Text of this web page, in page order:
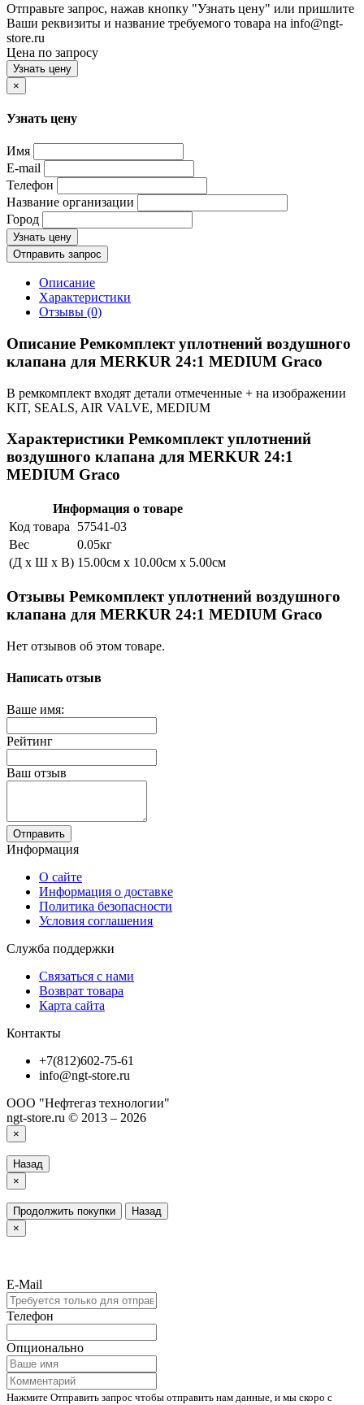
Отправьте запрос, нажав кнопку "Узнать цену" или пришлите
Ваши реквизиты и название требуемого товара на info@ngt-
store.ru
Цена по запросу
Узнать цену
×
Узнать цену
Имя
E-mail
Телефон
Название организации
Город
Узнать цену
Отправить запрос
Описание
Характеристики
Отзывы (0)
Описание Ремкомплект уплотнений воздушного
клапана для MERKUR 24:1 MEDIUM Graco
В ремкомплект входят детали отмеченные + на изображении
KIT, SEALS, AIR VALVE, MEDIUM
Характеристики Ремкомплект уплотнений
воздушного клапана для MERKUR 24:1
MEDIUM Graco
Информация о товаре
Код товара
57541-03
Вес
0.05кг
(Д x Ш x В) 15.00см x 10.00см x 5.00см
Отзывы Ремкомплект уплотнений воздушного
клапана для MERKUR 24:1 MEDIUM Graco
Нет отзывов об этом товаре.
Написать отзыв
Ваше имя:
Рейтинг
Ваш отзыв
Отправить
Информация
О сайте
Информация о доставке
Политика безопасности
Условия соглашения
Служба поддержки
Связаться с нами
Возврат товара
Карта сайта
Контакты
+7(812)602-75-61
info@ngt-store.ru
ООО "Нефтегаз технологии"
ngt-store.ru © 2013 – 2026
×
Назад
×
Продолжить покупки
Назад
×
E-Mail
Телефон
Опционально
Нажмите Отправить запрос чтобы отправить нам данные, и мы скоро с